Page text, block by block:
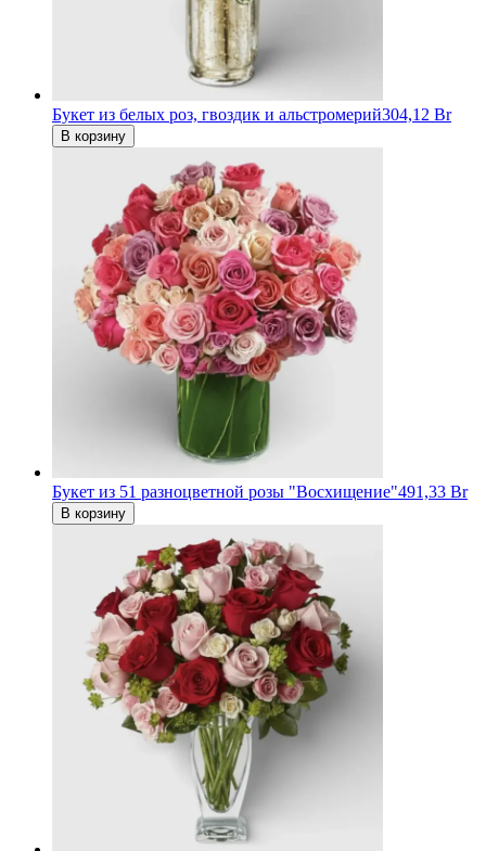
Букет из белых роз, гвоздик и альстромерий304,12 Br
В корзину
Букет из 51 разноцветной розы "Восхищение"491,33 Br
В корзину